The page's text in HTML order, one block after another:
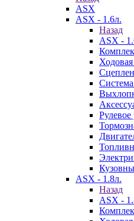
ASX
ASX - 1.6л.
Назад
ASX -
Ходовая
Рулевое
ASX - 1.8л.
Назад
ASX -